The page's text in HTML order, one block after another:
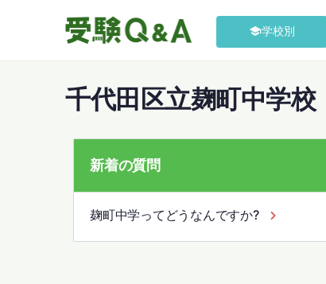
学校別
千代田区立麹町中学校
新着の質問
麹町中学ってどうなんですか?